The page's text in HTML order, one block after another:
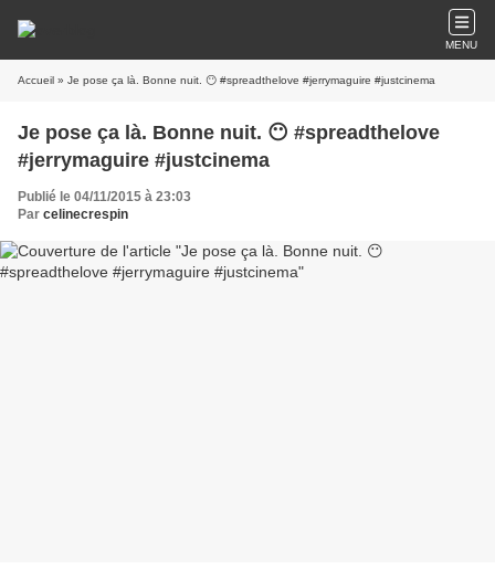
MENU
Accueil » Je pose ça là. Bonne nuit. 😶 #spreadthelove #jerrymaguire #justcinema
Je pose ça là. Bonne nuit. 😶 #spreadthelove
#jerrymaguire #justcinema
Publié le 04/11/2015 à 23:03
Par celinecrespin